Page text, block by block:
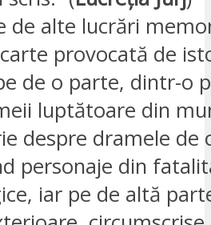
de alte lucrări
provocată de
de o parte, dintr-o
luptătoare din
despre dramele de
personaje din
iar pe de altă